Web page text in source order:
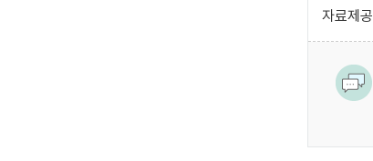
자료제공